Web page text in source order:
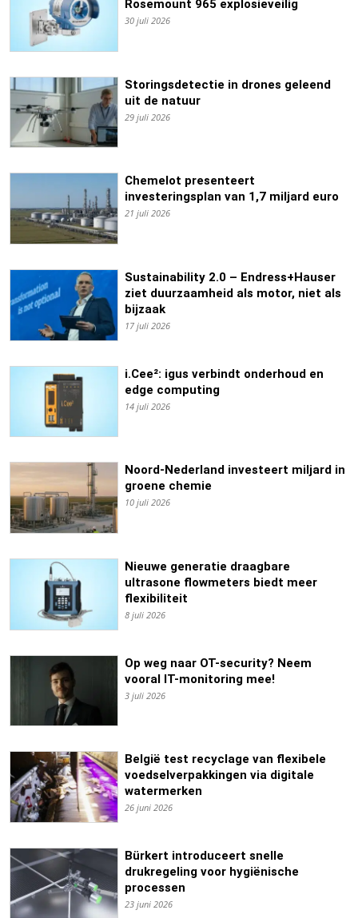
Rosemount 965 explosieveilig
30 juli 2026
Storingsdetectie in drones geleend
uit de natuur
29 juli 2026
Chemelot presenteert
investeringsplan van 1,7 miljard euro
21 juli 2026
Sustainability 2.0 – Endress+Hauser
ziet duurzaamheid als motor, niet als
bijzaak
17 juli 2026
i.Cee²: igus verbindt onderhoud en
edge computing
14 juli 2026
Noord-Nederland investeert miljard in
groene chemie
10 juli 2026
Nieuwe generatie draagbare
ultrasone flowmeters biedt meer
flexibiliteit
8 juli 2026
Op weg naar OT-security? Neem
vooral IT-monitoring mee!
3 juli 2026
België test recyclage van flexibele
voedselverpakkingen via digitale
watermerken
26 juni 2026
Bürkert introduceert snelle
drukregeling voor hygiënische
processen
23 juni 2026